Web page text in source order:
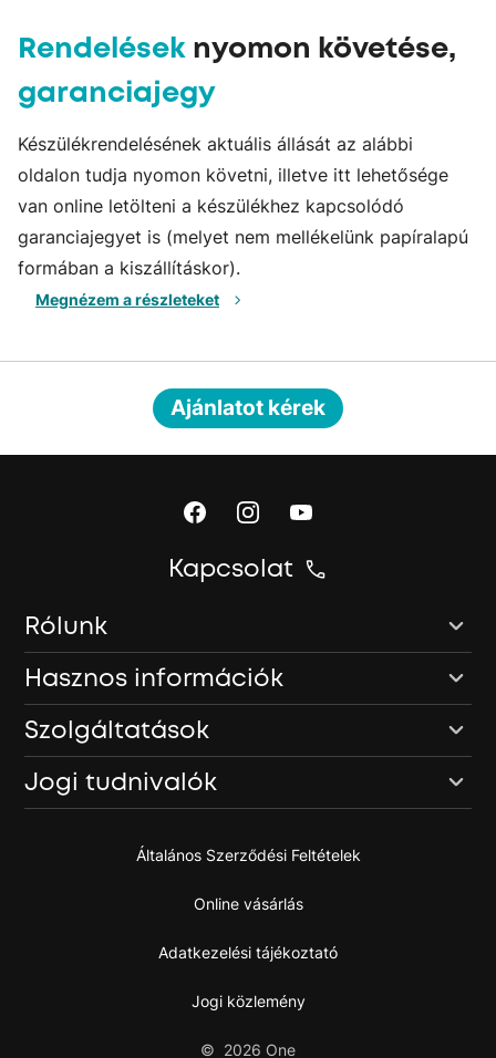
Rendeléseknyomon követése,
garanciajegy
Készülékrendelésének aktuális állását az alábbi
oldalon tudja nyomon követni, illetve itt lehetősége
van online letölteni a készülékhez kapcsolódó
garanciajegyet is (melyet nem mellékelünk papíralapú
formában a kiszállításkor).
Megnézem a részleteket
Ajánlatot kérek
Kapcsolat
Rólunk
Hasznos információk
Szolgáltatások
Jogi tudnivalók
Általános Szerződési Feltételek
Online vásárlás
Adatkezelési tájékoztató
Jogi közlemény
© 2026 One